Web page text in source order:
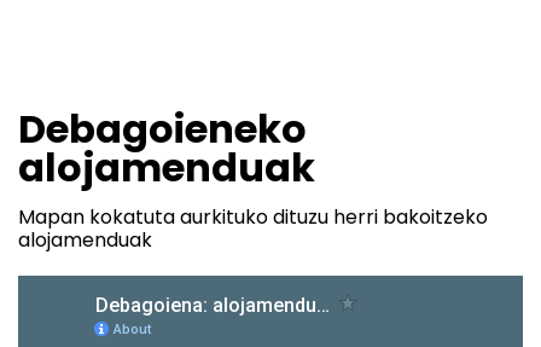
Debagoieneko
alojamenduak
Mapan kokatuta aurkituko dituzu herri bakoitzeko
alojamenduak